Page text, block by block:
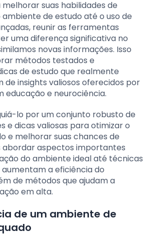
suas habilidades de
ambiente de estudo até o uso de
reunir as ferramentas
uma diferença significativa no
novas informações. Isso
métodos testados e
de estudo que realmente
de insights valiosos oferecidos por
educação e neurociência.
lo por um conjunto robusto de
e dicas valiosas para otimizar o
e melhorar suas chances de
abordar aspectos importantes
do ambiente ideal até técnicas
a eficiência do
de métodos que ajudam a
em alta.
de um ambiente de